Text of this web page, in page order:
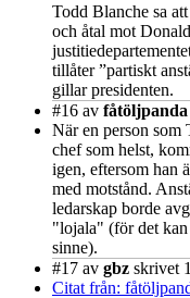
Todd Blanche sa
och åtal mot
tillåter ”partiskt
gillar presidenten.
#16 av fåtöljpanda
När en person
chef som helst,
igen, eftersom han
med motstånd.
ledarskap borde
"lojala" (för det kan
sinne).
#17 av gbz skrivet
Citat från: